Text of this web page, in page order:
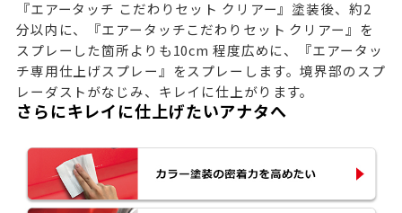
『エアータッチ こだわりセット クリアー』塗装後、約2
分以内に、『エアータッチこだわりセット クリアー』を
スプレーした箇所よりも10cm 程度広めに、『エアータッ
チ専用仕上げスプレー』をスプレーします。境界部のスプ
レーダストがなじみ、キレイに仕上がります。
さらにキレイに仕上げたいアナタへ